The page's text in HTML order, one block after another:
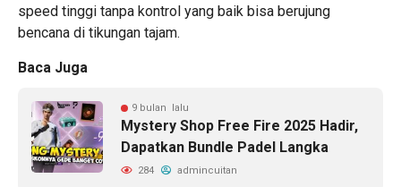
speed tinggi tanpa kontrol yang baik bisa berujung
bencana di tikungan tajam.
Baca Juga
9 bulan lalu
Mystery Shop Free Fire 2025 Hadir,
Dapatkan Bundle Padel Langka
284 admincuitan